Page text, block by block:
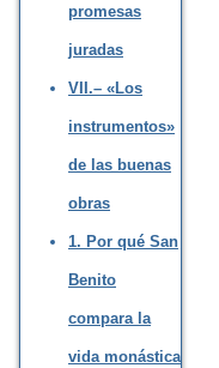
promesas
juradas
VII.– «Los
instrumentos»
de las buenas
obras
1. Por qué San
Benito
compara la
vida monástica